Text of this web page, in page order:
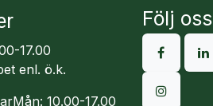
17.00
enl. ö.k.
10.00-17.00
Följ oss